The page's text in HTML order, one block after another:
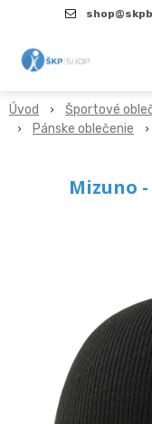
Úvod Športové
Pánske oblečenie
Mizuno